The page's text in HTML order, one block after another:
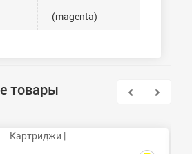
(magenta)
товары
Картриджи |